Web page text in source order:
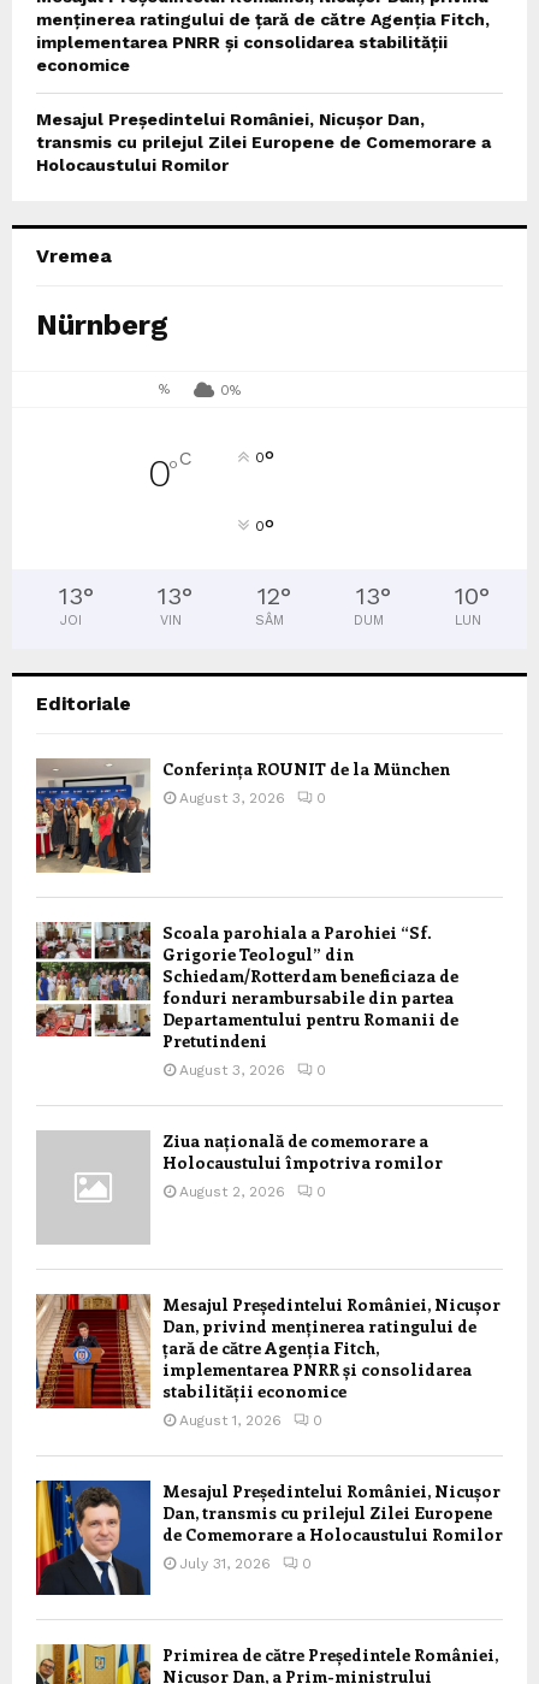
menținerea ratingului de țară de către Agenția Fitch,
implementarea PNRR și consolidarea stabilității
economice
Mesajul Președintelui României, Nicușor Dan,
transmis cu prilejul Zilei Europene de Comemorare a
Holocaustului Romilor
Vremea
Nürnberg
% 0%
0°C 0°
0°
13°
JOI
13°
VIN
12°
SÂM
13°
DUM
10°
LUN
Editoriale
Conferința ROUNIT de la München
August 3, 2026 0
Scoala parohiala a Parohiei “Sf.
Grigorie Teologul” din
Schiedam/Rotterdam beneficiaza de
fonduri nerambursabile din partea
Departamentului pentru Romanii de
Pretutindeni
August 3, 2026 0
Ziua națională de comemorare a
Holocaustului împotriva romilor
August 2, 2026 0
Mesajul Președintelui României, Nicușor
Dan, privind menținerea ratingului de
țară de către Agenția Fitch,
implementarea PNRR și consolidarea
stabilității economice
August 1, 2026 0
Mesajul Președintelui României, Nicușor
Dan, transmis cu prilejul Zilei Europene
de Comemorare a Holocaustului Romilor
July 31, 2026 0
Primirea de către Președintele României,
Nicușor Dan, a Prim-ministrului